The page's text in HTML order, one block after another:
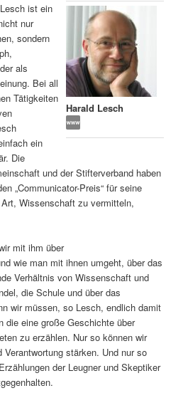
Harald Lesch
ist ein
nur
sondern
als
Bei all
Tätigkeiten
ein
Die
und der Stifterverband haben
„Communicator-Preis“ für seine
Wissenschaft zu vermitteln,
mit ihm über
wie man mit ihnen umgeht, über das
Verhältnis von Wissenschaft und
die Schule und über das
wir müssen, so Lesch, endlich damit
die eine große Geschichte über
zu erzählen. Nur so können wir
stärken. Und nur so
der Leugner und Skeptiker